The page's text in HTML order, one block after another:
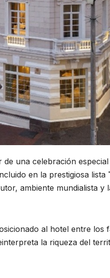
una celebración
en la prestigiosa lista
ambiente mundialista y
al hotel entre los
la riqueza del